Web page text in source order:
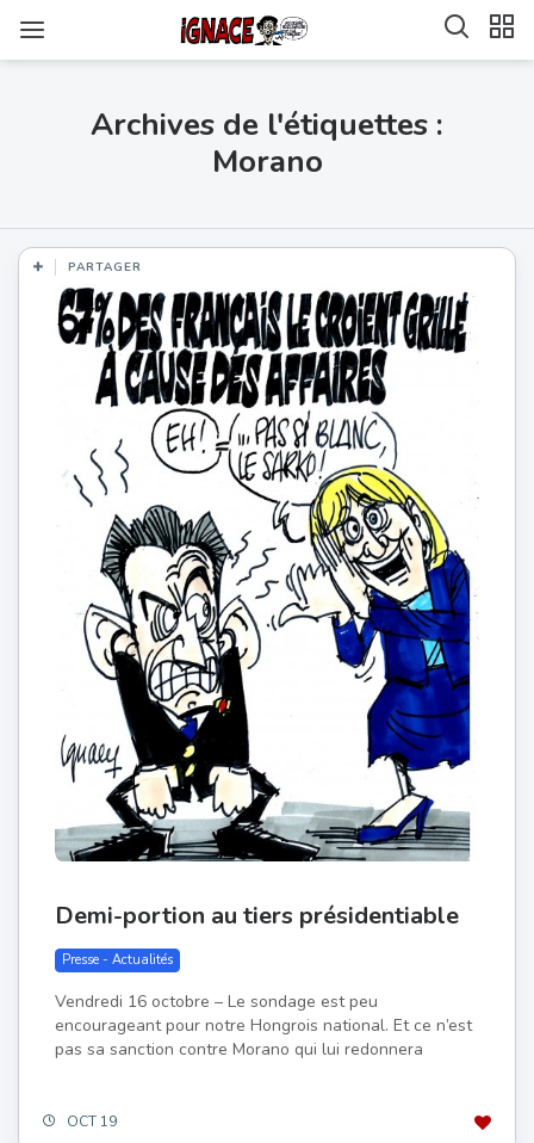
Archives de l'étiquettes :
Morano
PARTAGER
Demi-portion au tiers présidentiable
Presse - Actualités
Vendredi 16 octobre – Le sondage est peu
encourageant pour notre Hongrois national. Et ce n’est
pas sa sanction contre Morano qui lui redonnera
OCT 19